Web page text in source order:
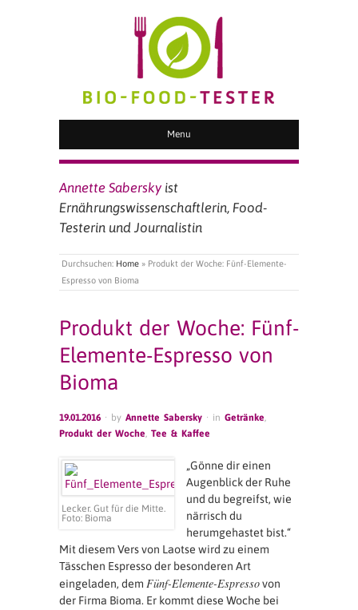
BIO FOOD TESTER
Menu
Annette Sabersky ist
Ernährungswissenschaftlerin, Food-
Testerin und Journalistin
Durchsuchen: Home » Produkt der Woche: Fünf-Elemente-
Espresso von Bioma
Produkt der Woche: Fünf-
Elemente-Espresso von
Bioma
19.01.2016 · by Annette Sabersky · in Getränke
Produkt der Woche Tee & Kaffee
Lecker. Gut für die Mitte.
Foto: Bioma
„Gönne dir einen
Augenblick der Ruhe
und du begreifst, wie
närrisch du
herumgehastet bist.“
Mit diesem Vers von Laotse wird zu einem
Tässchen Espresso der besonderen Art
eingeladen, dem Fünf-Elemente-Espressovon
der Firma Bioma. Er kommt diese Woche bei